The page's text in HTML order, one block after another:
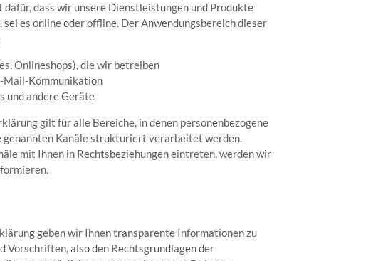
dass wir unsere Dienstleistungen und Produkte
sei es online oder offline. Der Anwendungsbereich dieser
Onlineshops), die wir betreiben
Mail-Kommunikation
und andere Geräte
gilt für alle Bereiche, in denen personenbezogene
genannten Kanäle strukturiert verarbeitet werden.
mit Ihnen in Rechtsbeziehungen eintreten, werden wir
geben wir Ihnen transparente Informationen zu
Vorschriften, also den Rechtsgrundlagen der